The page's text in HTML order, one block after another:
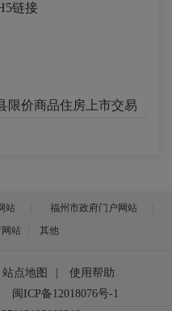
链接
限价商品住房上市交易
站
福州市政府门户网站
站
其他
站点地图
使用帮助
闽ICP备12018076号-1